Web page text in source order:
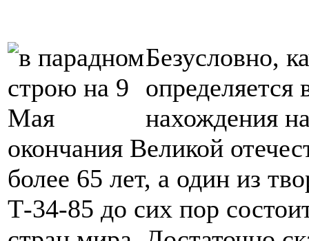
Безусловно,
определяется
нахождения
окончания Великой
более 65 лет, а один из
Т-34-85 до сих пор